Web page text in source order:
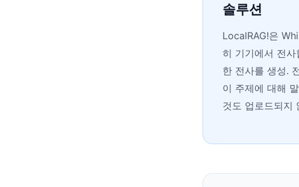
솔루션
LocalRAG!은
히 기기에서 전
한 전사를 생성.
이 주제에 대해
것도 업로드되지